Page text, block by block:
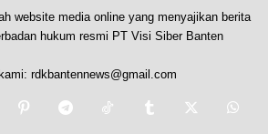
website media online yang menyajikan berita
hukum resmi PT Visi Siber Banten
rdkbantennews@gmail.com